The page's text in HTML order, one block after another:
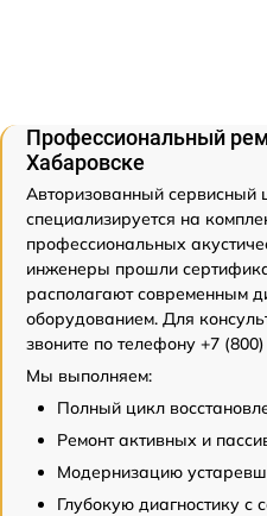
Профессиональный
Хабаровске
Авторизованный сервисный
специализируется на
профессиональных
инженеры прошли
располагают современным
оборудованием. Для
звоните по телефону +7
Мы выполняем:
Полный цикл
Ремонт активных и
Модернизацию
Глубокую диагностику с